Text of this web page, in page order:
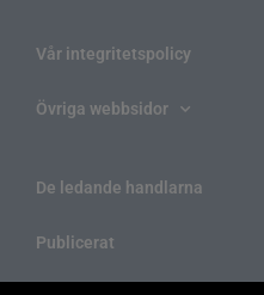
Vår integritetspolicy
Övriga webbsidor
De ledande handlarna
Publicerat